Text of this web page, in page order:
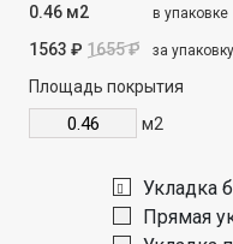
0.46 м2 в упаковке
1563 ₽ 1655 ₽ за упаковку
Площадь покрытия
м2
Укладка
Прямая